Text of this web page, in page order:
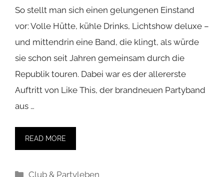
So stellt man sich einen gelungenen Einstand
vor: Volle Hütte, kühle Drinks, Lichtshow deluxe –
und mittendrin eine Band, die klingt, als würde
sie schon seit Jahren gemeinsam durch die
Republik touren. Dabei war es der allererste
Auftritt von Like This, der brandneuen Partyband
aus …
READ MORE
Kategorien
Club & Partyleben